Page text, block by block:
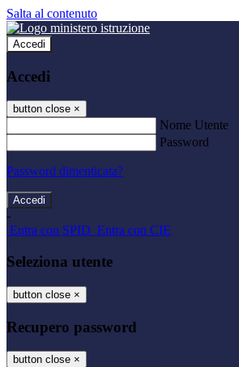
Salta al contenuto
Accedi
Accedi
button close ×
Nome Utente
Password
Password dimenticata?
-
Entra con SPID Entra con CIE
Seleziona utente
button close ×
Recupero password
button close ×